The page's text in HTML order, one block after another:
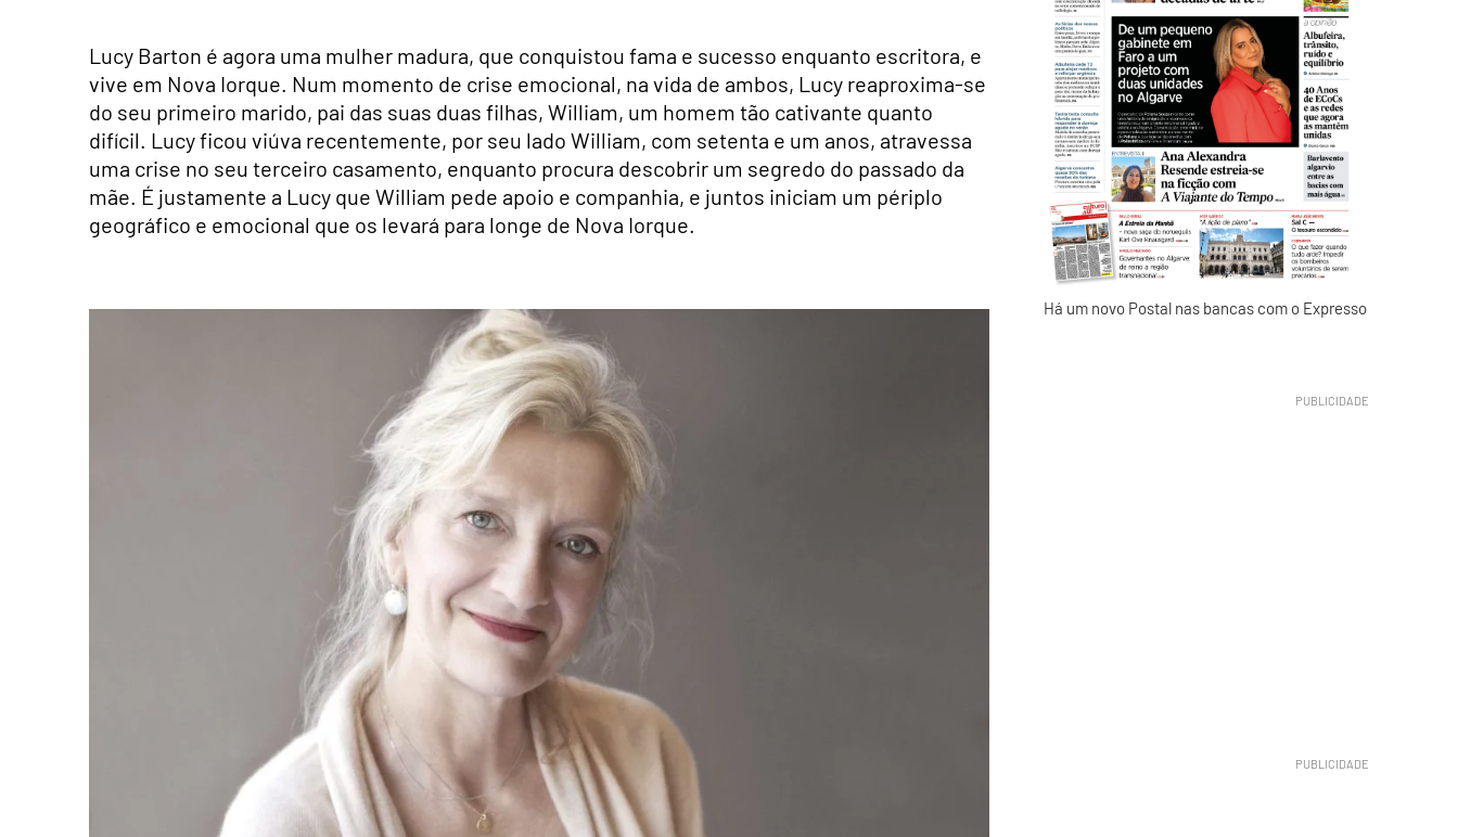
Lucy Barton é agora uma mulher madura, que conquistou fama e sucesso enquanto escritora, e
vive em Nova Iorque. Num momento de crise emocional, na vida de ambos, Lucy reaproxima-se
do seu primeiro marido, pai das suas duas filhas, William, um homem tão cativante quanto
difícil. Lucy ficou viúva recentemente, por seu lado William, com setenta e um anos, atravessa
uma crise no seu terceiro casamento, enquanto procura descobrir um segredo do passado da
mãe. É justamente a Lucy que William pede apoio e companhia, e juntos iniciam um périplo
geográfico e emocional que os levará para longe de Nova Iorque.
Há um novo Postal nas bancas com o Expresso